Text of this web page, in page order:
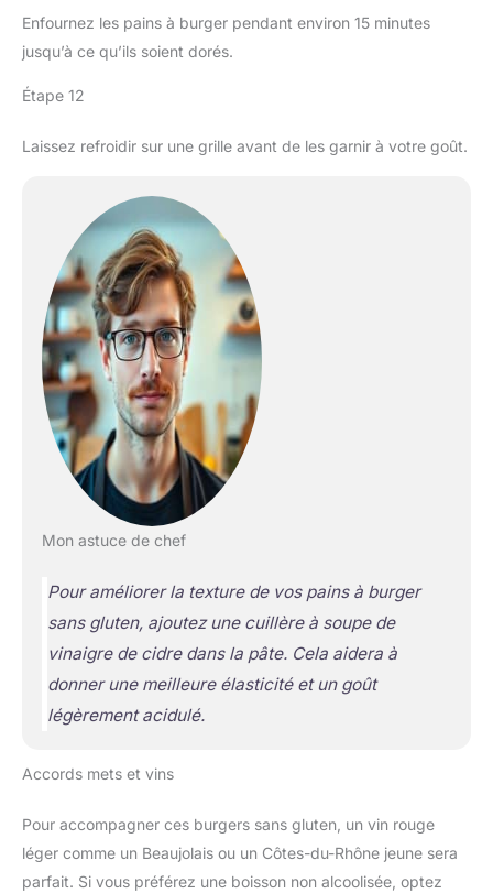
Enfournez les pains à burger pendant environ 15 minutes
jusqu’à ce qu’ils soient dorés.
Étape 12
Laissez refroidir sur une grille avant de les garnir à votre goût.
Mon astuce de chef
Pour améliorer la texture de vos pains à burger
sans gluten, ajoutez une cuillère à soupe de
vinaigre de cidre dans la pâte. Cela aidera à
donner une meilleure élasticité et un goût
légèrement acidulé.
Accords mets et vins
Pour accompagner ces burgers sans gluten, un vin rouge
léger comme un Beaujolais ou un Côtes-du-Rhône jeune sera
parfait. Si vous préférez une boisson non alcoolisée, optez